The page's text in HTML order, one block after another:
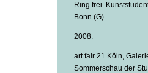
Ring frei.
Bonn (G).
2008:
art fair 21 Köln,
Sommerschau der